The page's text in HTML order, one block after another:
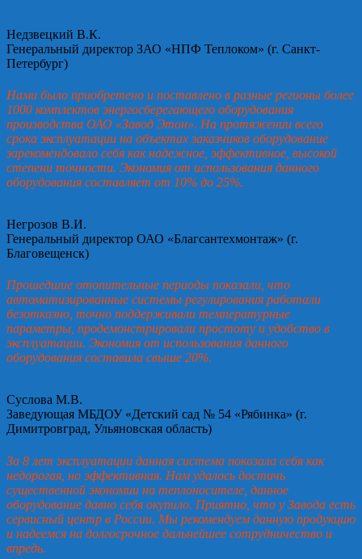
Недзвецкий В.К.
Генеральный директор ЗАО «НПФ Теплоком» (г. Санкт-
Петербург)
Нами было приобретено и поставлено в разные регионы более
1000 комплектов энергосберегающего оборудования
производства ОАО «Завод Этон». На протяжении всего
срока эксплуатации на объектах заказчиков оборудование
зарекомендовало себя как надежное, эффективное, высокой
степени точности. Экономия от использования данного
оборудования составляет от 10% до 25%.
Негрозов В.И.
Генеральный директор ОАО «Благсантехмонтаж» (г.
Благовещенск)
Прошедшие отопительные периоды показали, что
автоматизированные системы регулирования работали
безотказно, точно поддерживали температурные
параметры, продемонстрировали простоту и удобство в
эксплуатации. Экономия от использования данного
оборудования составила свыше 20%.
Суслова М.В.
Заведующая МБДОУ «Детский сад № 54 «Рябинка» (г.
Димитровград, Ульяновская область)
За 8 лет эксплуатации данная система показала себя как
недорогая, но эффективная. Нам удалось достичь
существенной экономии на теплоносителе, данное
оборудование давно себя окупило. Приятно, что у Завода есть
сервисный центр в России. Мы рекомендуем данную продукцию
и надеемся на долгосрочное дальнейшее сотрудничество и
впредь.